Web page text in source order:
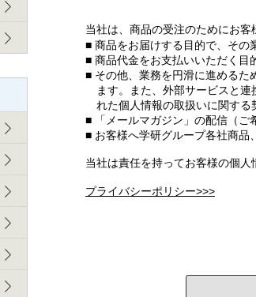
当社は、商品の受注のためにお客
■ 商品をお届けする目的で、その
■ 商品代金をお支払いいただく目
■ その他、業務を円滑に進めるた
ます。また、外部サービスと
れた個人情報の取扱いに関する
■ 「メールマガジン」の配信（ご
■ お客様へ学研グループ各社商品
当社は責任を持ってお客様の個人
プライバシーポリシー>>>